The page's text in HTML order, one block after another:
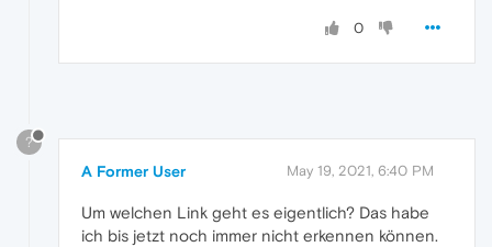
0
?
A Former User May 19, 2021, 6:40 PM
Um welchen Link geht es eigentlich? Das habe
ich bis jetzt noch immer nicht erkennen können.